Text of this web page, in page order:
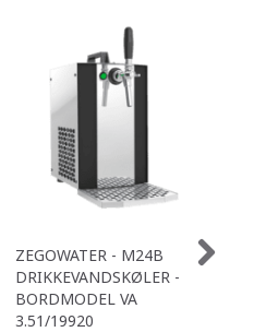
ZEGOWATER - M24B
DRIKKEVANDSKØLER -
BORDMODEL VA
3.51/19920